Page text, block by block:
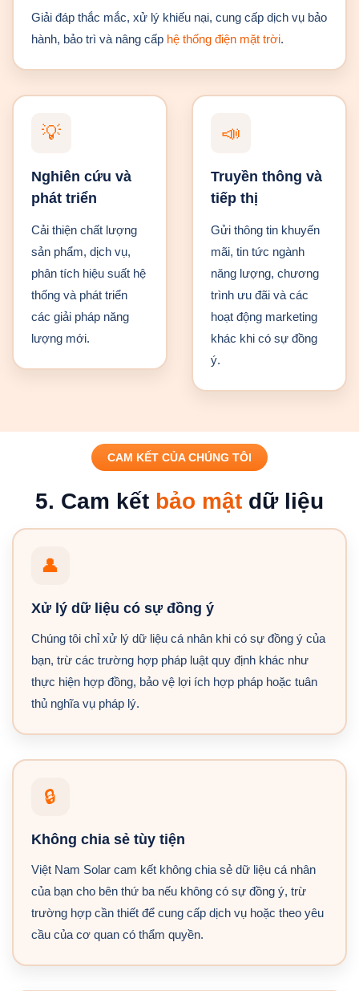
Giải đáp thắc mắc, xử lý khiếu nại, cung cấp dịch vụ bảo
hành, bảo trì và nâng cấp hệ thống điện mặt trời.
💡
Nghiên cứu và
phát triển
Cải thiện chất lượng
sản phẩm, dịch vụ,
phân tích hiệu suất hệ
thống và phát triển
các giải pháp năng
lượng mới.
📣
Truyền thông và
tiếp thị
Gửi thông tin khuyến
mãi, tin tức ngành
năng lượng, chương
trình ưu đãi và các
hoạt động marketing
khác khi có sự đồng
ý.
CAM KẾT CỦA CHÚNG TÔI
5. Cam kết bảo mật dữ liệu
👤
Xử lý dữ liệu có sự đồng ý
Chúng tôi chỉ xử lý dữ liệu cá nhân khi có sự đồng ý của
bạn, trừ các trường hợp pháp luật quy định khác như
thực hiện hợp đồng, bảo vệ lợi ích hợp pháp hoặc tuân
thủ nghĩa vụ pháp lý.
🔒
Không chia sẻ tùy tiện
Việt Nam Solar cam kết không chia sẻ dữ liệu cá nhân
của bạn cho bên thứ ba nếu không có sự đồng ý, trừ
trường hợp cần thiết để cung cấp dịch vụ hoặc theo yêu
cầu của cơ quan có thẩm quyền.